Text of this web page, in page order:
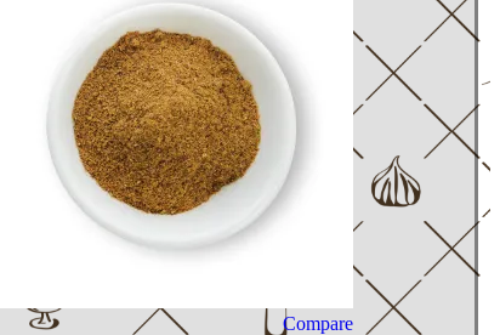
Compare